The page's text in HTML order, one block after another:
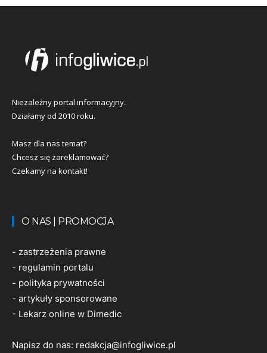
Niezależny portal informacyjny.
Działamy od 2010 roku.
Masz dla nas temat?
Chcesz się zareklamować?
Czekamy na kontakt!
O NAS | PROMOCJA
- zastrzeżenia prawne
- regulamin portalu
- polityka prywatności
- artykuły sponsorowane
- Lekarz online w Dimedic
Napisz do nas: redakcja@infogliwice.pl